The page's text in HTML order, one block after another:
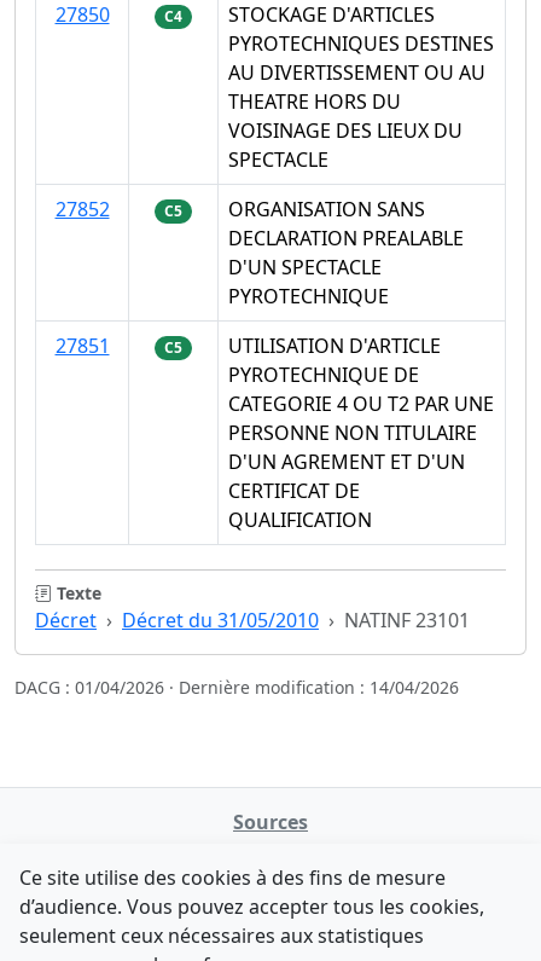
27850
C4
STOCKAGE D'ARTICLES
PYROTECHNIQUES DESTINES
AU DIVERTISSEMENT OU AU
THEATRE HORS DU
VOISINAGE DES LIEUX DU
SPECTACLE
27852
C5
ORGANISATION SANS
DECLARATION PREALABLE
D'UN SPECTACLE
PYROTECHNIQUE
27851
C5
UTILISATION D'ARTICLE
PYROTECHNIQUE DE
CATEGORIE 4 OU T2 PAR UNE
PERSONNE NON TITULAIRE
D'UN AGREMENT ET D'UN
CERTIFICAT DE
QUALIFICATION
Texte
Décret Décret du 31/05/2010 NATINF 23101
DACG : 01/04/2026 · Dernière modification : 14/04/2026
Sources
data.gouv.fr
Legifrance - API
Comment avez-vous découvert NATINFo ?
Ce site utilise des cookies à des fins de mesure
d’audience. Vous pouvez accepter tous les cookies,
seulement ceux nécessaires aux statistiques